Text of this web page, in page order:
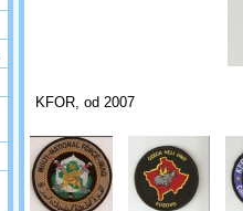
KFOR, od 2007